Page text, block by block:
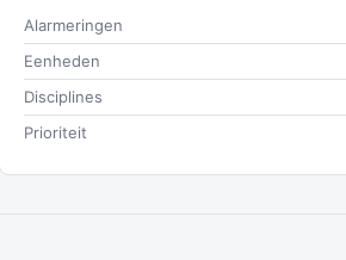
Alarmeringen
Eenheden
Disciplines
Prioriteit